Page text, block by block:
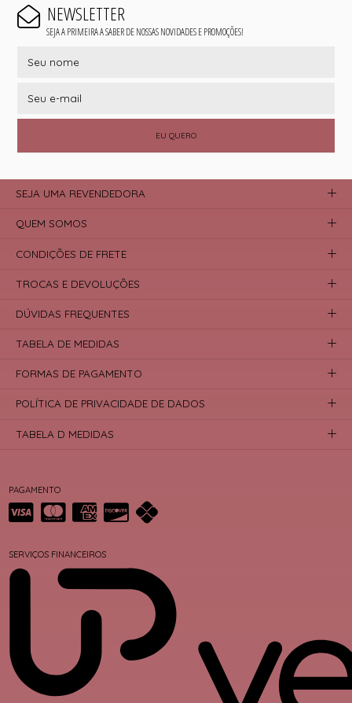
NEWSLETTER
SEJA A PRIMEIRA A SABER DE NOSSAS NOVIDADES E PROMOÇÕES!
EU QUERO
PAGAMENTO
SERVIÇOS FINANCEIROS
SEJA UMA REVENDEDORA
QUEM SOMOS
CONDIÇÕES DE FRETE
TROCAS E DEVOLUÇÕES
DÚVIDAS FREQUENTES
TABELA DE MEDIDAS
FORMAS DE PAGAMENTO
POLÍTICA DE PRIVACIDADE DE DADOS
TABELA D MEDIDAS